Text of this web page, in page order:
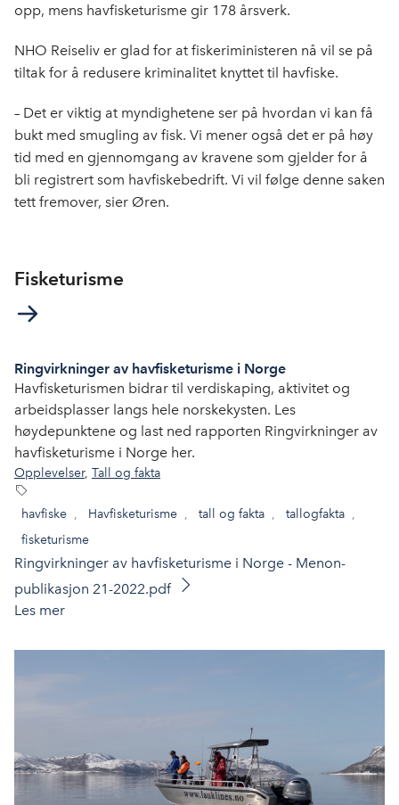
opp, mens havfisketurisme gir 178 årsverk.
NHO Reiseliv er glad for at fiskeriministeren nå vil se på
tiltak for å redusere kriminalitet knyttet til havfiske.
– Det er viktig at myndighetene ser på hvordan vi kan få
bukt med smugling av fisk. Vi mener også det er på høy
tid med en gjennomgang av kravene som gjelder for å
bli registrert som havfiskebedrift. Vi vil følge denne saken
tett fremover, sier Øren.
Fisketurisme
Ringvirkninger av havfisketurisme i Norge
Havfisketurismen bidrar til verdiskaping, aktivitet og
arbeidsplasser langs hele norskekysten. Les
høydepunktene og last ned rapporten Ringvirkninger av
havfisketurisme i Norge her.
Opplevelser, Tall og fakta
havfiske , Havfisketurisme , tall og fakta , tallogfakta ,
fisketurisme
Ringvirkninger av havfisketurisme i Norge - Menon-
publikasjon 21-2022.pdf
Les mer